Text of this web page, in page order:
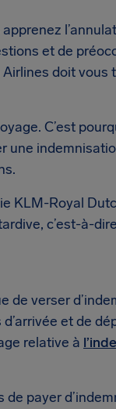
et de
doit vous
C’est
une
KLM-Royal
c’est-à-
de verser
et de
relative à
payer